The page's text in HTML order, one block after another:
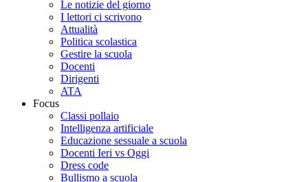
Le notizie del giorno
I lettori ci scrivono
Attualità
Politica scolastica
Gestire la scuola
Docenti
Dirigenti
ATA
Focus
Classi pollaio
Intelligenza artificiale
Educazione sessuale a scuola
Docenti Ieri vs Oggi
Dress code
Bullismo a scuola